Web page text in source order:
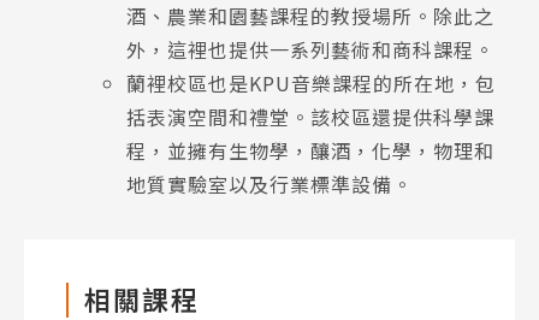
酒、農業和園藝課程的教授場所。除此之
外，這裡也提供一系列藝術和商科課程。
蘭裡校區也是KPU音樂課程的所在地，包
括表演空間和禮堂。該校區還提供科學課
程，並擁有生物學，釀酒，化學，物理和
地質實驗室以及行業標準設備。
相關課程